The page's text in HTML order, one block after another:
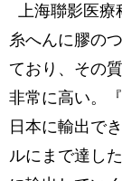
上海聯影医
糸へんに膠の
ており、その
非常に高い。
日本に輸出で
ルにまで達し